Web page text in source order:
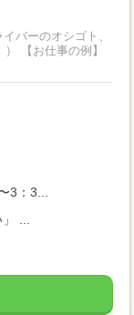
バーのオシゴト、
】
3：3...
...